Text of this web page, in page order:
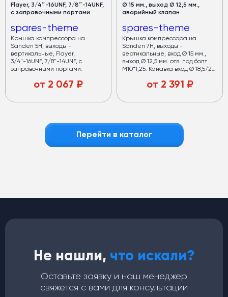
Flayer, 3/4″-16UNF, 7/8″-14UNF,
с заправочными портами
spares-theme
Крышка компрессора на
Sanden 5Н, выходы -
вертикальные, Flayer,
3/4"-16UNF, 7/8"-14UNF, с
заправочными портами.
от 2 067 ₽
Ø 15 мм., выход Ø 12,5 мм.,
аварийный клапан
spares-theme
Крышка компрессора на
Sanden 7Н, выходы -
вертикальные, вход Ø 15 мм.,
выход Ø 12,5 мм. отв. под болт
М10*1,25. Канавка вход Ø 18,5/25
аварийный клапан. К крышке
RC-U07362.
от 2 391 ₽
Перейти в каталог
Не нашли, что искали?
Оставьте заявку и наш менеджер
свяжется с вами для консультации
Кондиционеры
салону
к износу
Большой ряд моделей подразный пассажиропоток